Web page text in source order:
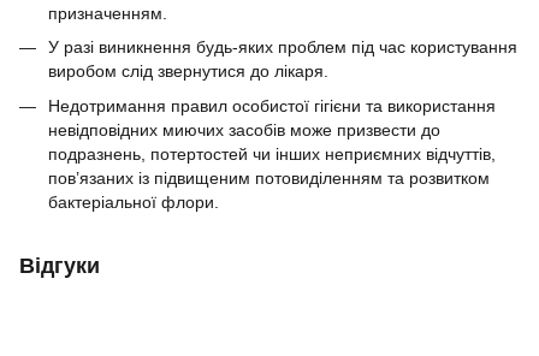
призначенням.
У разі виникнення будь-яких проблем під час користування
виробом слід звернутися до лікаря.
Недотримання правил особистої гігієни та використання
невідповідних миючих засобів може призвести до
подразнень, потертостей чи інших неприємних відчуттів,
пов’язаних із підвищеним потовиділенням та розвитком
бактеріальної флори.
Відгуки